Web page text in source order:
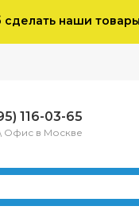
наши
116-03-65
Офис в Москве